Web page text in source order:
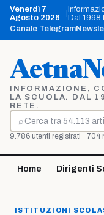
Vai
contenuto
Venerdì 7
Agosto 2026
Dal 1998
Canale Telegram
INFORMAZIONE,
LA SCUOLA. DAL
RETE.
⌕
Cerca
9.786 utenti registrati · 704
Home Dirigenti
ISTITUZIONI